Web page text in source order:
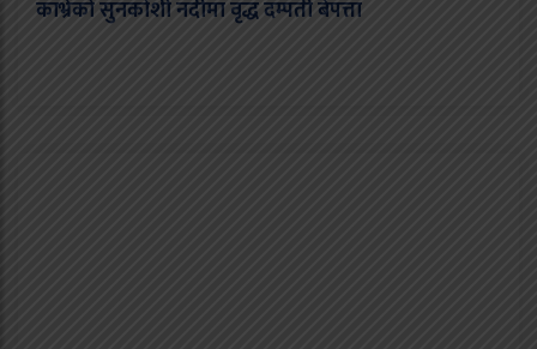
काभ्रेको सुनकोशी नदीमा वृद्ध दम्पती बेपत्ता